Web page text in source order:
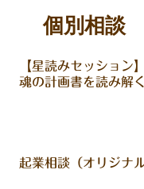
個別相談
【星読みセッション】
魂の計画書を読み解く
起業相談（オリジナ